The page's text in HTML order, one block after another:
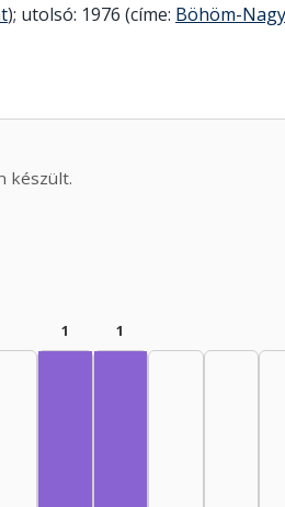
); utolsó: 1976 (címe: Böhöm-
készült.
1 1